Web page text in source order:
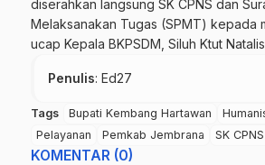
diserahkan langsung SK CPNS dan
Melaksanakan Tugas (SPMT) kepada
ucap Kepala BKPSDM, Siluh Ktut
Penulis: Ed27
Tags Bupati Kembang Hartawan
Pelayanan
Pemkab Jembrana SK
KOMENTAR (0)